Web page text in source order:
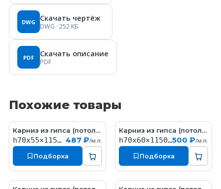
DWG Скачать чертёж
DWG · 252 КБ
PDF Скачать описание
PDF
Похожие товары
KT058Карниз из гипса (потолочный плинтус) (h70x55мм)
h70x55×1150мм 487 ₽/м.п.
Подборка
КT323Карниз из гипса (потолочный плинтус) (h70x60мм)
h70x60×1150мм500 ₽/м.п.
Подборка